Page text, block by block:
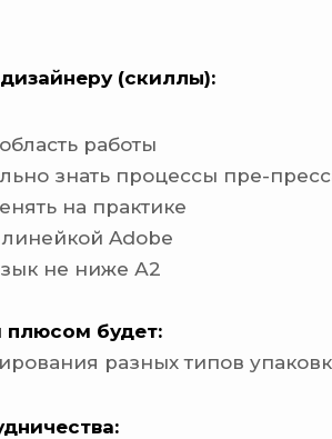
(скиллы):
работы
знать процессы пре-
на практике
линейкой Adobe
не ниже А2
будет:
разных типов